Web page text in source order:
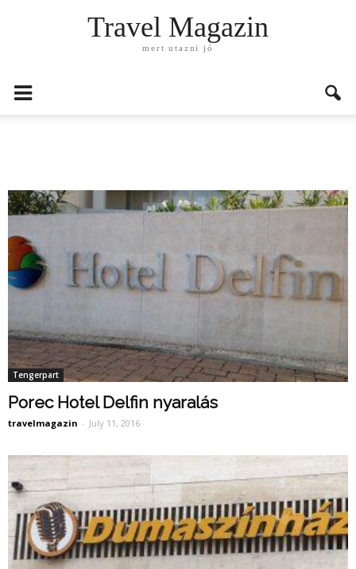
Travel Magazin
mert utazni jó
Tengerpart
Porec Hotel Delfin nyaralás
travelmagazin - July 11, 2016